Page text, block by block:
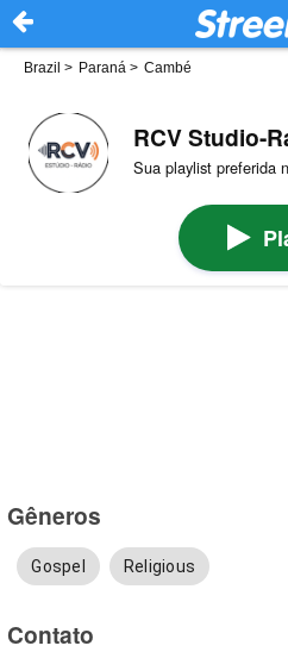
Brazil > Paraná > Cambé
RCV Studio-
Sua playlist preferida
Gêneros
Gospel Religious
Contato